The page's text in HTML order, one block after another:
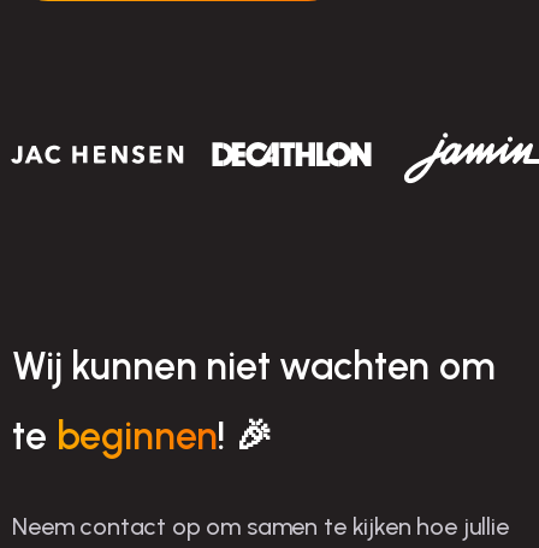
Wij kunnen niet wachten om
te beginnen! 🎉
Neem contact op om samen te kijken hoe jullie